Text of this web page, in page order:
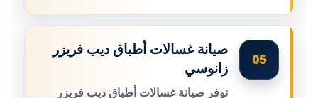
05
صيانة غسالات أطباق ديب فريزر
زانوسي
نوفر صيانة غسالات أطباق ديب فريزر